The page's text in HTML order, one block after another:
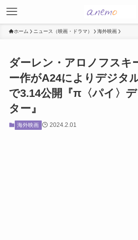
ホーム ニュース（映画・ドラマ） 海外映画
ダーレン・アロノフスキ
ー作がA24によりデジタ
で3.14公開『π〈パイ〉
ター』
海外映画 2024.2.01